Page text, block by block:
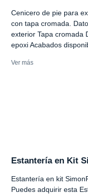
Cenicero de pie para
con tapa cromada.
exterior Tapa cromada
epoxi Acabados
Ver más
Estantería en Kit
Estantería en kit
Puedes adquirir esta